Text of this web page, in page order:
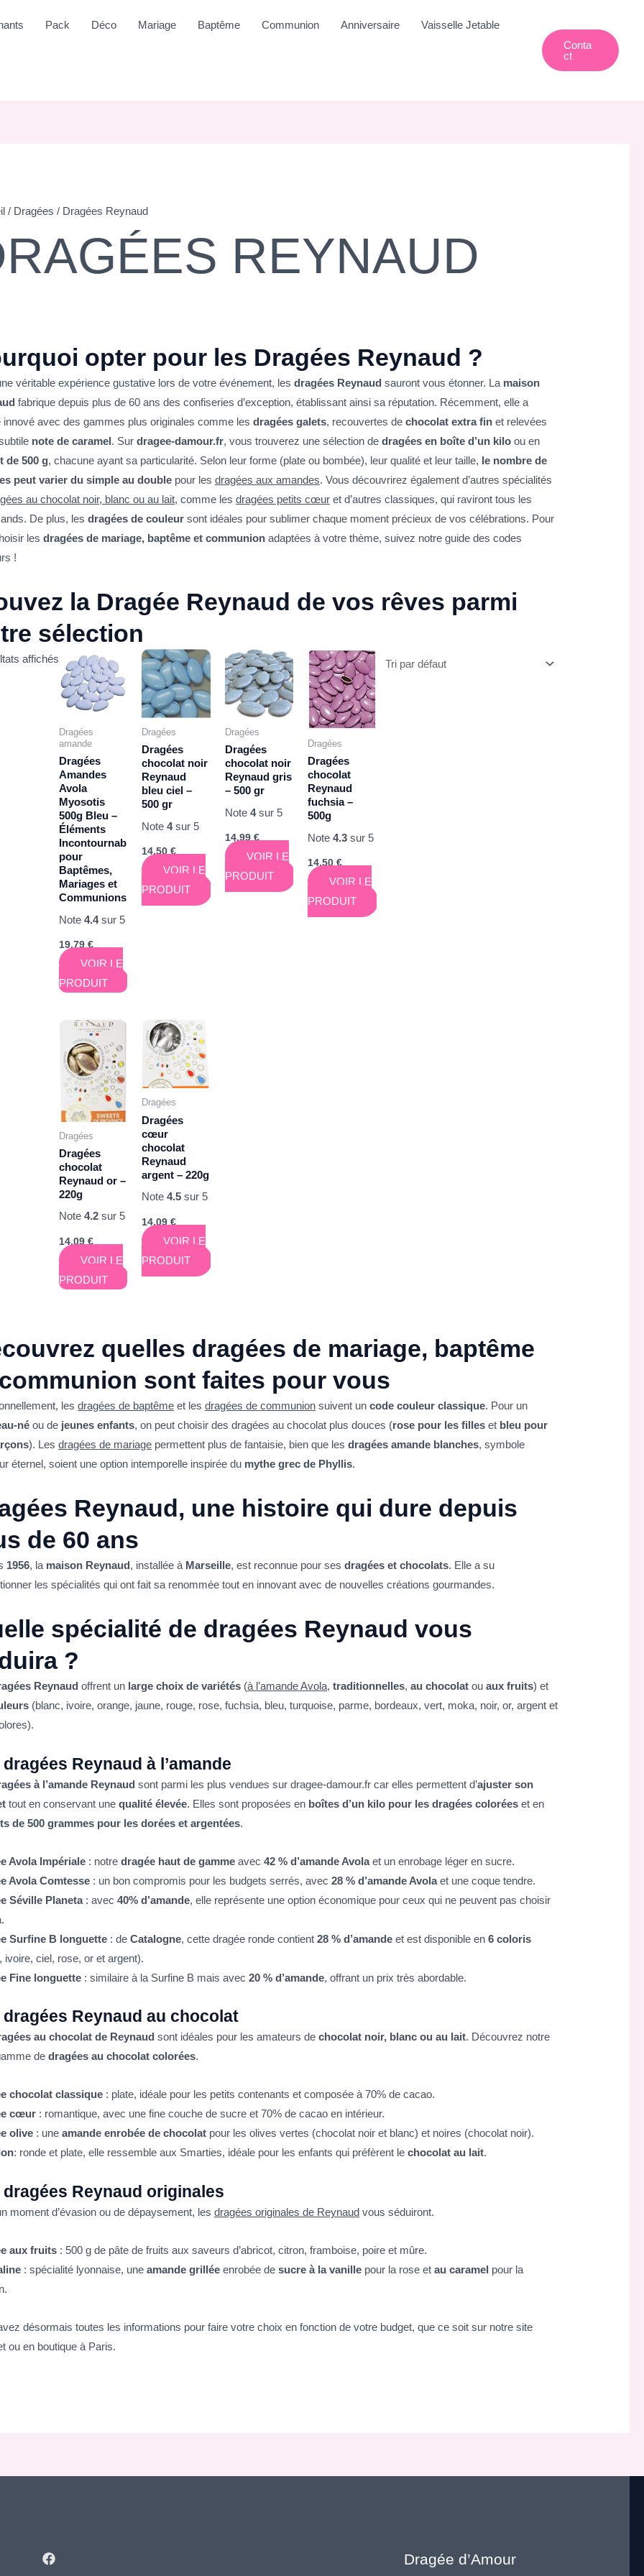
Pack Déco Mariage Baptême Communion Anniversaire Vaisselle Jetable
Conta
Ct
/ Dragées / Dragées Reynaud
REYNAUD
opter pour les Dragées Reynaud ?
véritable expérience gustative lors de votre événement, les dragées Reynaud sauront vous étonner. La maison
fabrique depuis plus de 60 ans des confiseries d’exception, établissant ainsi sa réputation. Récemment, elle a
innové avec des gammes plus originales comme les dragées galets, recouvertes de chocolat extra finet relevées
note de caramel. Sur dragee-damour.fr, vous trouverez une sélection de dragées en boîte d’un kiloou en
de 500 g, chacune ayant sa particularité. Selon leur forme (plate ou bombée), leur qualité et leur taille, le nombre de
peut varier du simple au doublepour les dragées aux amandes. Vous découvrirez également d’autres spécialités
au chocolat noir, blanc ou au lait, comme les dragées petits cœuret d’autres classiques, qui raviront tous les
De plus, les dragées de couleursont idéales pour sublimer chaque moment précieux de vos célébrations. Pour
les dragées de mariage, baptême et communionadaptées à votre thème, suivez notre guide des codes
!
la Dragée Reynaud de vos rêves parmi
sélection
affichés
Dragées
amande
Dragées
Amandes
Avola
Myosotis
500g Bleu –
Éléments
Incontournables
pour
Baptêmes,
Mariages et
Communions
Note 4.4sur 5
19,79€
VOIR LE
PRODUIT
Dragées
Dragées
chocolat noir
Reynaud
bleu ciel –
500 gr
Note4sur 5
14,50€
VOIR LE
PRODUIT
Dragées
Dragées
chocolat noir
Reynaud gris
– 500 gr
Note 4sur 5
14,99€
VOIR LE
PRODUIT
Dragées
Dragées
chocolat
Reynaud
fuchsia –
500g
Note4.3 sur 5
14,50€
VOIR LE
PRODUIT
Dragées
Dragées
chocolat
Reynaud or –
220g
Note 4.2sur 5
14,09 €
VOIR LE
PRODUIT
Dragées
Dragées
cœur
chocolat
Reynaud
argent – 220g
Note4.5 sur 5
14,09€
VOIR LE
PRODUIT
quelles dragées de mariage, baptême
sont faites pour vous
les dragées de baptêmeet les dragées de communionsuivent un code couleur classique. Pour un
néou de jeunes enfants, on peut choisir des dragées au chocolat plus douces (rose pour les filleset bleu pour
). Les dragées de mariagepermettent plus de fantaisie, bien que les dragées amande blanches, symbole
éternel, soient une option intemporelle inspirée du mythe grec de Phyllis.
Reynaud, une histoire qui dure depuis
de 60 ans
1956, la maison Reynaud, installée à Marseille, est reconnue pour ses dragées et chocolats. Elle a su
les spécialités qui ont fait sa renommée tout en innovant avec de nouvelles créations gourmandes.
spécialité de dragées Reynaud vous
?
Reynaudoffrent un large choix de variétés(à l’amande Avola, traditionnelles, au chocolatou aux fruits) et
(blanc, ivoire, orange, jaune, rouge, rose, fuchsia, bleu, turquoise, parme, bordeaux, vert, moka, noir, or, argent et
Reynaud à l’amande
à l’amande Reynaud sont parmi les plus vendues sur dragee-damour.fr car elles permettent d’ajuster son
tout en conservant une qualité élevée. Elles sont proposées en boîtes d’un kilo pour les dragées coloréeset en
de 500 grammes pour les dorées et argentées.
Avola Impériale: notre dragée haut de gammeavec 42 % d’amande Avolaet un enrobage léger en sucre.
Avola Comtesse: un bon compromis pour les budgets serrés, avec 28 % d’amande Avolaet une coque tendre.
Séville Planeta: avec 40% d’amande, elle représente une option économique pour ceux qui ne peuvent pas choisir
Surfine B longuette: de Catalogne, cette dragée ronde contient 28 % d’amandeet est disponible en 6 coloris
ivoire, ciel, rose, or et argent).
Fine longuette: similaire à la Surfine B mais avec 20 % d’amande, offrant un prix très abordable.
dragées Reynaud au chocolat
au chocolat de Reynaud sont idéales pour les amateurs de chocolat noir, blanc ou au lait. Découvrez notre
de dragées au chocolat colorées.
chocolat classique: plate, idéale pour les petits contenants et composée à 70% de cacao.
cœur: romantique, avec une fine couche de sucre et 70% de cacao en intérieur.
olive: une amande enrobée de chocolatpour les olives vertes (chocolat noir et blanc) et noires (chocolat noir).
: ronde et plate, elle ressemble aux Smarties, idéale pour les enfants qui préfèrent le chocolat au lait.
dragées Reynaud originales
moment d’évasion ou de dépaysement, les dragées originales de Reynaudvous séduiront.
aux fruits: 500 g de pâte de fruits aux saveurs d’abricot, citron, framboise, poire et mûre.
: spécialité lyonnaise, une amande grilléeenrobée de sucre à la vanillepour la rose et au caramel pour la
désormais toutes les informations pour faire votre choix en fonction de votre budget, que ce soit sur notre site
ou en boutique à Paris.
Dragée d’Amour